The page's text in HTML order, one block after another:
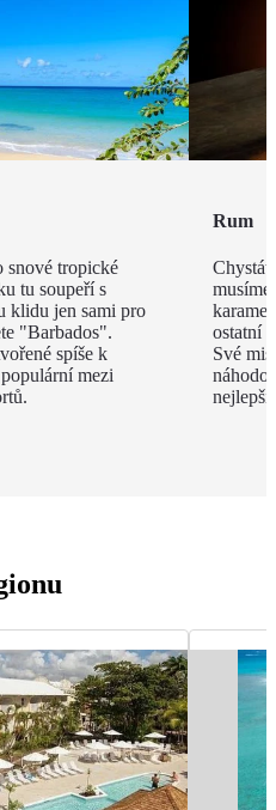
snové tropické
tu soupeří s
klidu jen sami pro
"Barbados".
spíše k
mezi
Rum
musíme
ostatní
Své
nejlepší